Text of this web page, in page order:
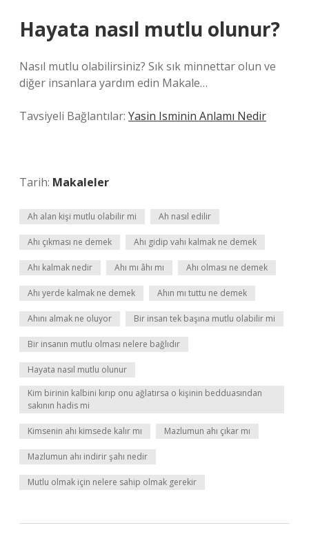
Hayata nasıl mutlu olunur?
Nasıl mutlu olabilirsiniz? Sık sık minnettar olun ve
diğer insanlara yardım edin Makale…
Tavsiyeli Bağlantılar: Yasin Isminin Anlamı Nedir
Tarih: Makaleler
Ah alan kişi mutlu olabilir mi Ah nasıl edilir
Ahı çıkması ne demek Ahı gidip vahı kalmak ne demek
Ahı kalmak nedir Ahı mı âhı mı Ahı olması ne demek
Ahı yerde kalmak ne demek Ahın mı tuttu ne demek
Ahını almak ne oluyor Bir insan tek başına mutlu olabilir mi
Bir insanın mutlu olması nelere bağlıdır
Hayata nasıl mutlu olunur
Kim birinin kalbini kırıp onu ağlatırsa o kişinin bedduasından
sakının hadis mi
Kimsenin ahı kimsede kalır mı Mazlumun ahı çıkar mı
Mazlumun ahı indirir şahı nedir
Mutlu olmak için nelere sahip olmak gerekir